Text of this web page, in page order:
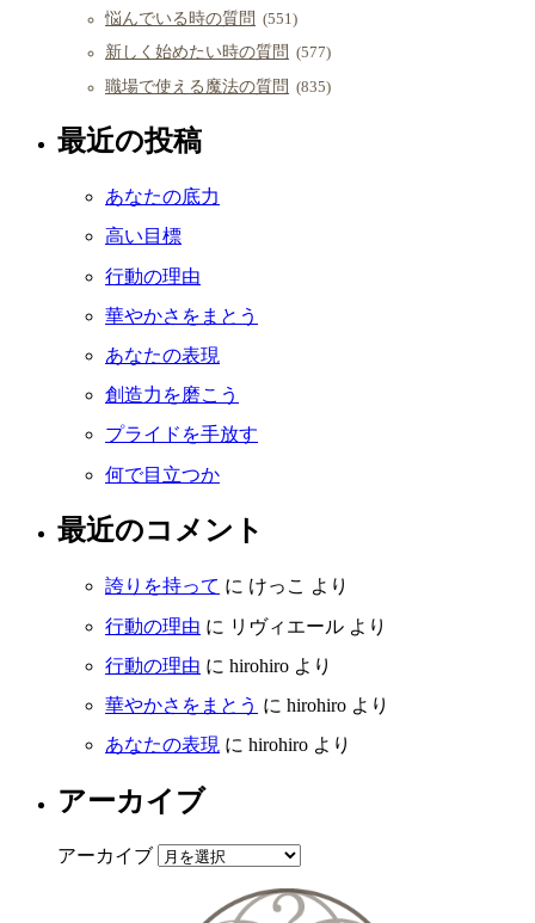
悩んでいる時の質問 (551)
新しく始めたい時の質問 (577)
職場で使える魔法の質問 (835)
最近の投稿
あなたの底力
高い目標
行動の理由
華やかさをまとう
あなたの表現
創造力を磨こう
プライドを手放す
何で目立つか
最近のコメント
誇りを持って に けっこ より
行動の理由 に リヴィエール より
行動の理由 に hirohiro より
華やかさをまとう に hirohiro より
あなたの表現 に hirohiro より
アーカイブ
アーカイブ